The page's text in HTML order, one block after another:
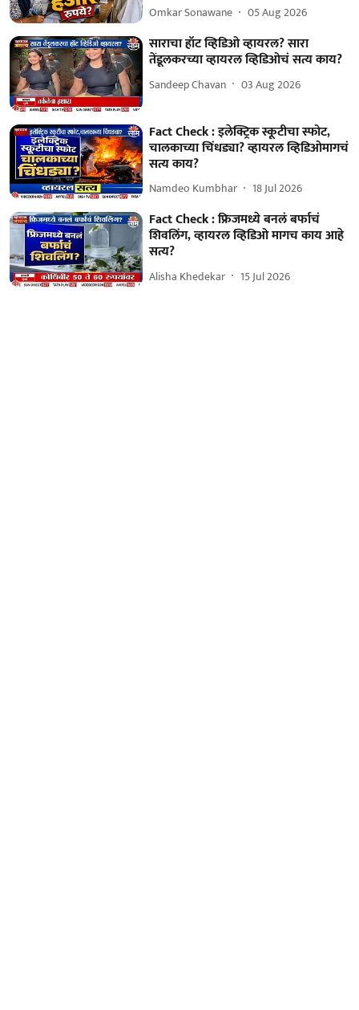
Omkar Sonawane 05 Aug 2026
साराचा हॉट व्हिडिओ व्हायरल? सारा
तेंडूलकरच्या व्हायरल व्हिडिओचं सत्य काय?
Sandeep Chavan 03 Aug 2026
Fact Check : इलेक्ट्रिक स्कूटीचा स्फोट,
चालकाच्या चिंधड्या? व्हायरल व्हिडिओमागचं
सत्य काय?
Namdeo Kumbhar 18 Jul 2026
Fact Check : फ्रिजमध्ये बनलं बर्फाचं
शिवलिंग, व्हायरल व्हिडिओ मागच काय आहे
सत्य?
Alisha Khedekar 15 Jul 2026